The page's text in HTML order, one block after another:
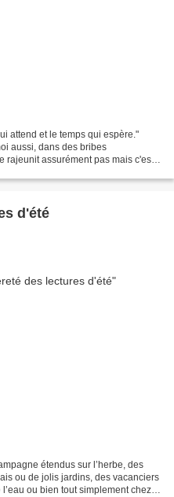
attend et le temps qui espère."
aussi, dans des bribes
rajeunit assurément pas mais c'est
d'été
étendus sur l’herbe, des
ou de jolis jardins, des vacanciers
ou bien tout simplement chez